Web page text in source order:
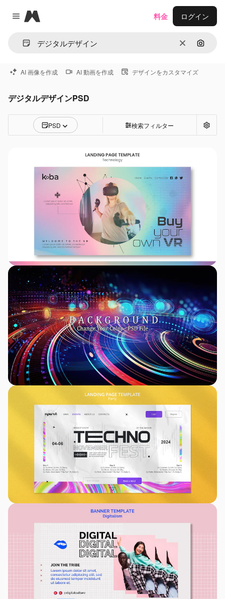
Close menu
Magnific
消去 画像で
料金 ログイン
AI 画像を作成 AI 動画を作成 デザインをカスタマイズ
デジタルデザインPSD
PSD 検索フィルター